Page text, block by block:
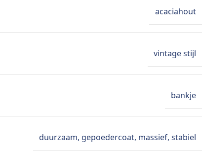
acaciahout
vintage stijl
bankje
duurzaam, gepoedercoat, massief, stabiel